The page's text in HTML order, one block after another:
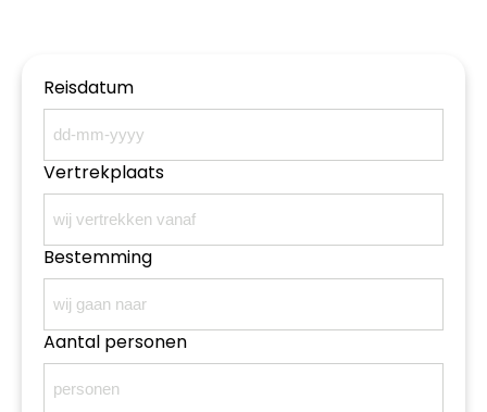
Reisdatum
Vertrekplaats
Bestemming
Aantal personen